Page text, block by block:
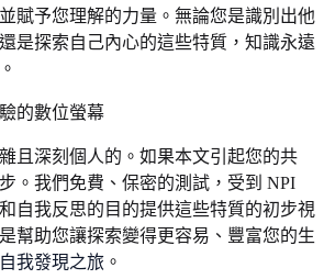
賦予您理解的力量。無論您是識別出他
是探索自己內心的這些特質，知識永遠
且深刻個人的。如果本文引起您的共
。我們免費、保密的測試，受到 NPI
自我反思的目的提供這些特質的初步視
幫助您讓探索變得更容易、豐富您的生
我發現之旅 。